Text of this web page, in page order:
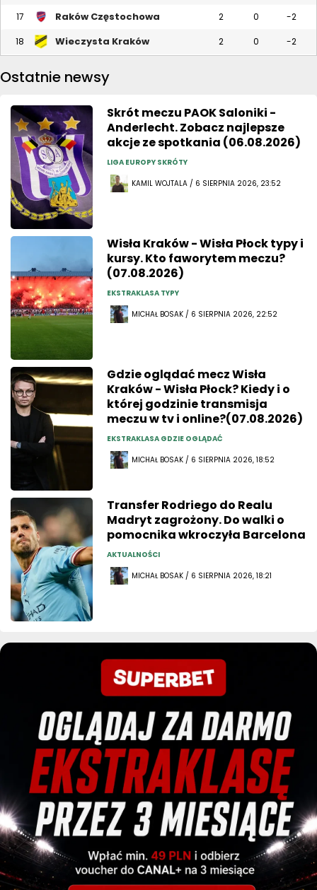
17 Raków Częstochowa 2 0 -2
18 Wieczysta Kraków 2 0 -2
Ostatnie newsy
Skrót meczu PAOK Saloniki -
Anderlecht. Zobacz najlepsze
akcje ze spotkania (06.08.2026)
LIGA EUROPY SKRÓTY
KAMIL WOJTALA / 6 SIERPNIA 2026, 23:52
Wisła Kraków - Wisła Płock typy i
kursy. Kto faworytem meczu?
(07.08.2026)
EKSTRAKLASA TYPY
MICHAŁ BOSAK / 6 SIERPNIA 2026, 22:52
Gdzie oglądać mecz Wisła
Kraków - Wisła Płock? Kiedy i o
której godzinie transmisja
meczu w tv i online?(07.08.2026)
EKSTRAKLASA GDZIE OGLĄDAĆ
MICHAŁ BOSAK / 6 SIERPNIA 2026, 18:52
Transfer Rodriego do Realu
Madryt zagrożony. Do walki o
pomocnika wkroczyła Barcelona
AKTUALNOŚCI
MICHAŁ BOSAK / 6 SIERPNIA 2026, 18:21